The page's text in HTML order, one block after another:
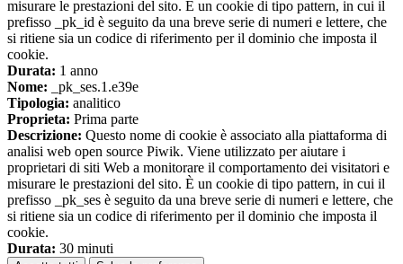
misurare le prestazioni del sito. È un cookie di tipo pattern, in cui il
prefisso _pk_id è seguito da una breve serie di numeri e lettere, che
si ritiene sia un codice di riferimento per il dominio che imposta il
cookie.
Durata: 1 anno
Nome: _pk_ses.1.e39e
Tipologia: analitico
Proprieta: Prima parte
Descrizione: Questo nome di cookie è associato alla piattaforma di
analisi web open source Piwik. Viene utilizzato per aiutare i
proprietari di siti Web a monitorare il comportamento dei visitatori e
misurare le prestazioni del sito. È un cookie di tipo pattern, in cui il
prefisso _pk_ses è seguito da una breve serie di numeri e lettere, che
si ritiene sia un codice di riferimento per il dominio che imposta il
cookie.
Durata: 30 minuti